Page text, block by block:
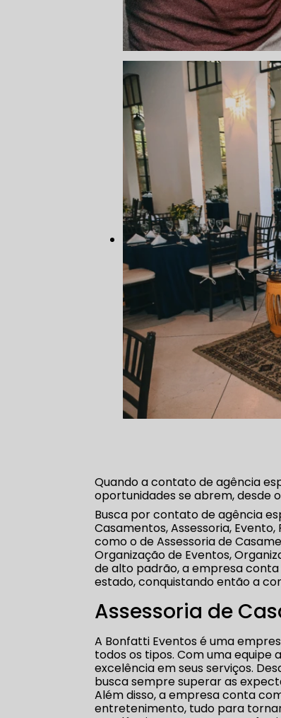
Quando a contato de agência
oportunidades se abrem, desde
Busca por contato de agência
Casamentos, Assessoria,
como o de Assessoria de
Organização de Eventos,
de alto padrão, a empresa
estado, conquistando então a
Assessoria de
A Bonfatti Eventos é uma
todos os tipos. Com uma
excelência em seus serviços.
busca sempre superar as
Além disso, a empresa conta
entretenimento, tudo para